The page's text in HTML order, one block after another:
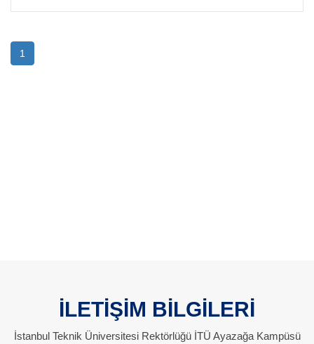
1
İLETİŞİM BİLGİLERİ
İstanbul Teknik Üniversitesi Rektörlüğü İTÜ Ayazağa Kampüsü